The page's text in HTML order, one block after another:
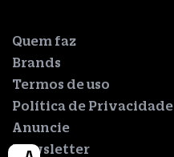
Quem faz
Brands
Termos de uso
Política de Privacidade
Anuncie
Newsletter